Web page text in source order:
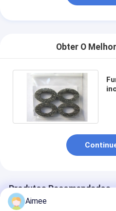
Obter O
Produtos Recomendados
Aimee